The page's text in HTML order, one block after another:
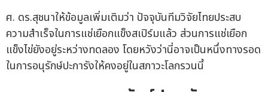
ศ. ดร.สุชนาให้ข้อมูลเพิ่มเติมว่า ปัจจุบันทีมวิจัยไทยประสบ
ความสำเร็จในการแช่เยือกแข็งสเปิร์มแล้ว ส่วนการแช่เยือก
แข็งไข่ยังอยู่ระหว่างทดลอง โดยหวังว่านี่อาจเป็นหนึ่งทางรอด
ในการอนุรักษ์ปะการังให้คงอยู่ในสภาวะโลกรวนนี้